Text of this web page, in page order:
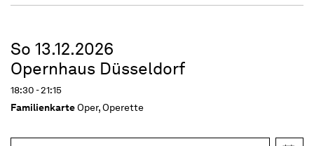
So 13.12.2026
Opernhaus Düsseldorf
18:30 - 21:15
FamilienkarteOper, Operette